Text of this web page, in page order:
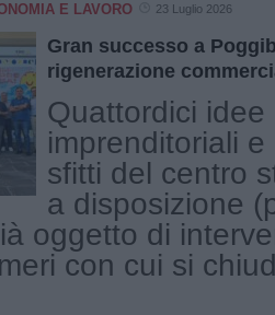
E LAVORO 23 Luglio 2026
Gran successo a
rigenerazione
Quattordici idee
imprenditoriali
sfitti del centro
a disposizione
oggetto di
con cui si